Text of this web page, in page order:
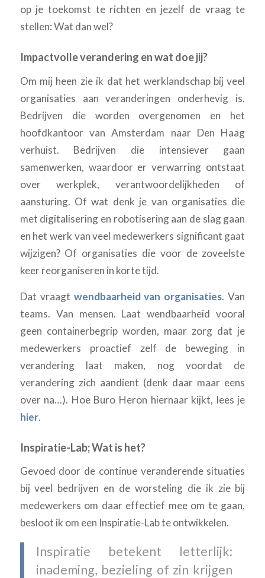
op je toekomst te richten en jezelf de vraag te
stellen: Wat dan wel?
Impactvolle verandering en wat doe jij?
Om mij heen zie ik dat het werklandschap bij veel
organisaties aan veranderingen onderhevig is.
Bedrijven die worden overgenomen en het
hoofdkantoor van Amsterdam naar Den Haag
verhuist. Bedrijven die intensiever gaan
samenwerken, waardoor er verwarring ontstaat
over werkplek, verantwoordelijkheden of
aansturing. Of wat denk je van organisaties die
met digitalisering en robotisering aan de slag gaan
en het werk van veel medewerkers significant gaat
wijzigen? Of organisaties die voor de zoveelste
keer reorganiseren in korte tijd.
Dat vraagt wendbaarheid van organisaties. Van
teams. Van mensen. Laat wendbaarheid vooral
geen containerbegrip worden, maar zorg dat je
medewerkers proactief zelf de beweging in
verandering laat maken, nog voordat de
verandering zich aandient (denk daar maar eens
over na…). Hoe Buro Heron hiernaar kijkt, lees je
hier.
Inspiratie-Lab; Wat is het?
Gevoed door de continue veranderende situaties
bij veel bedrijven en de worsteling die ik zie bij
medewerkers om daar effectief mee om te gaan,
besloot ik om een Inspiratie-Lab te ontwikkelen.
Inspiratie betekent letterlijk:
inademing, bezieling of zin krijgen